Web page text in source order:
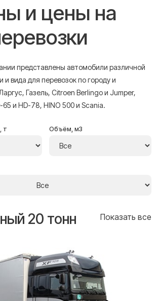
и цены на
представлены автомобили различной
и вида для перевозок по городу и
Газель, Citroen Berlingo и Jumper,
65 и HD-78, HINO 500 и Scania.
т Объём, м3
20 тонн Показать все